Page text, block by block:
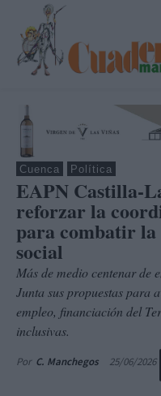
Cuenca Política
EAPN Castilla-
reforzar la
para combatir la
social
Más de medio centenar de
Junta sus propuestas para
empleo, financiación del
inclusivas.
Por C. Manchegos 25/06/2026